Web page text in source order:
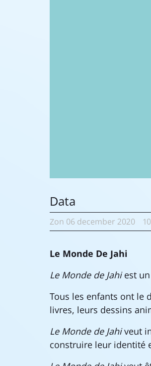
Data
Zon 06 december2020
Le Monde De Jahi
Le Monde de Jahiest un
Tous les enfants ont le
livres, leurs dessins
Le Monde de Jahiveut
construire leur identité